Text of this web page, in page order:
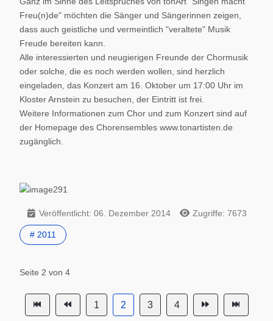
Freu(n)de" möchten die Sänger und Sängerinnen zeigen,
dass auch geistliche und vermeintlich "veraltete" Musik
Freude bereiten kann.
Alle interessierten und neugierigen Freunde der Chormusik
oder solche, die es noch werden wollen, sind herzlich
eingeladen, das Konzert am 16. Oktober um 17:00 Uhr im
Kloster Arnstein zu besuchen, der Eintritt ist frei.
Weitere Informationen zum Chor und zum Konzert sind auf
der Homepage des Chorensembles www.tonartisten.de
zugänglich.
Veröffentlicht: 06. Dezember 2014 Zugriffe: 7673
# 2011
Seite 2 von 4
1 2 3 4